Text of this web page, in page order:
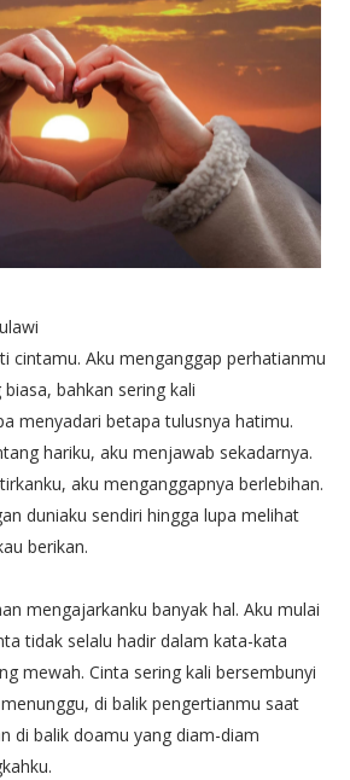
cintamu. Aku menganggap perhatianmu
bahkan sering kali
menyadari betapa tulusnya hatimu.
hariku, aku menjawab sekadarnya.
aku menganggapnya berlebihan.
duniaku sendiri hingga lupa melihat
berikan.
mengajarkanku banyak hal. Aku mulai
tidak selalu hadir dalam kata-kata
mewah. Cinta sering kali bersembunyi
di balik pengertianmu saat
di balik doamu yang diam-diam